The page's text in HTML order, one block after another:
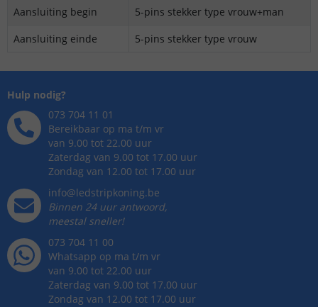
Aansluiting begin
5-pins stekker type vrouw+man
Aansluiting einde
5-pins stekker type vrouw
Hulp nodig?
073 704 11 01
Bereikbaar op ma t/m vr
van 9.00 tot 22.00 uur
Zaterdag van 9.00 tot 17.00 uur
Zondag van 12.00 tot 17.00 uur
info@ledstripkoning.be
Binnen 24 uur antwoord,
meestal sneller!
073 704 11 00
Whatsapp op ma t/m vr
van 9.00 tot 22.00 uur
Zaterdag van 9.00 tot 17.00 uur
Zondag van 12.00 tot 17.00 uur